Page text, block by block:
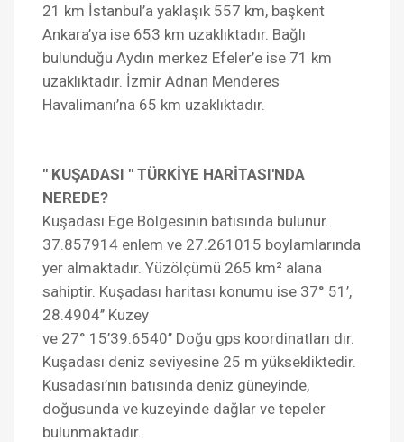
21 km İstanbul’a yaklaşık 557 km, başkent
Ankara’ya ise 653 km uzaklıktadır. Bağlı
bulunduğu Aydın merkez Efeler’e ise 71 km
uzaklıktadır. İzmir Adnan Menderes
Havalimanı’na 65 km uzaklıktadır.
" KUŞADASI " TÜRKİYE HARİTASI'NDA
NEREDE?
Kuşadası Ege Bölgesinin batısında bulunur.
37.857914 enlem ve 27.261015 boylamlarında
yer almaktadır. Yüzölçümü 265 km² alana
sahiptir. Kuşadası haritası konumu ise 37° 51’,
28.4904’’ Kuzey
ve 27° 15’39.6540’’ Doğu gps koordinatları dır.
Kuşadası deniz seviyesine 25 m yüksekliktedir.
Kusadası’nın batısında deniz güneyinde,
doğusunda ve kuzeyinde dağlar ve tepeler
bulunmaktadır.